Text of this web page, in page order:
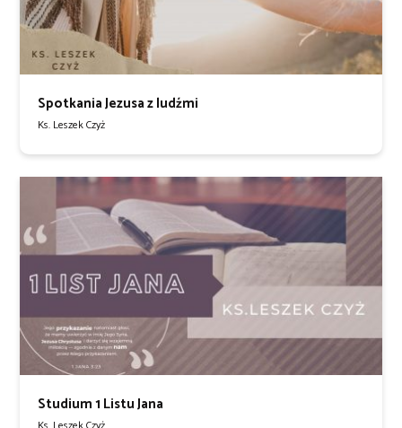
Spotkania Jezusa z ludźmi
Ks. Leszek Czyż
Studium 1 Listu Jana